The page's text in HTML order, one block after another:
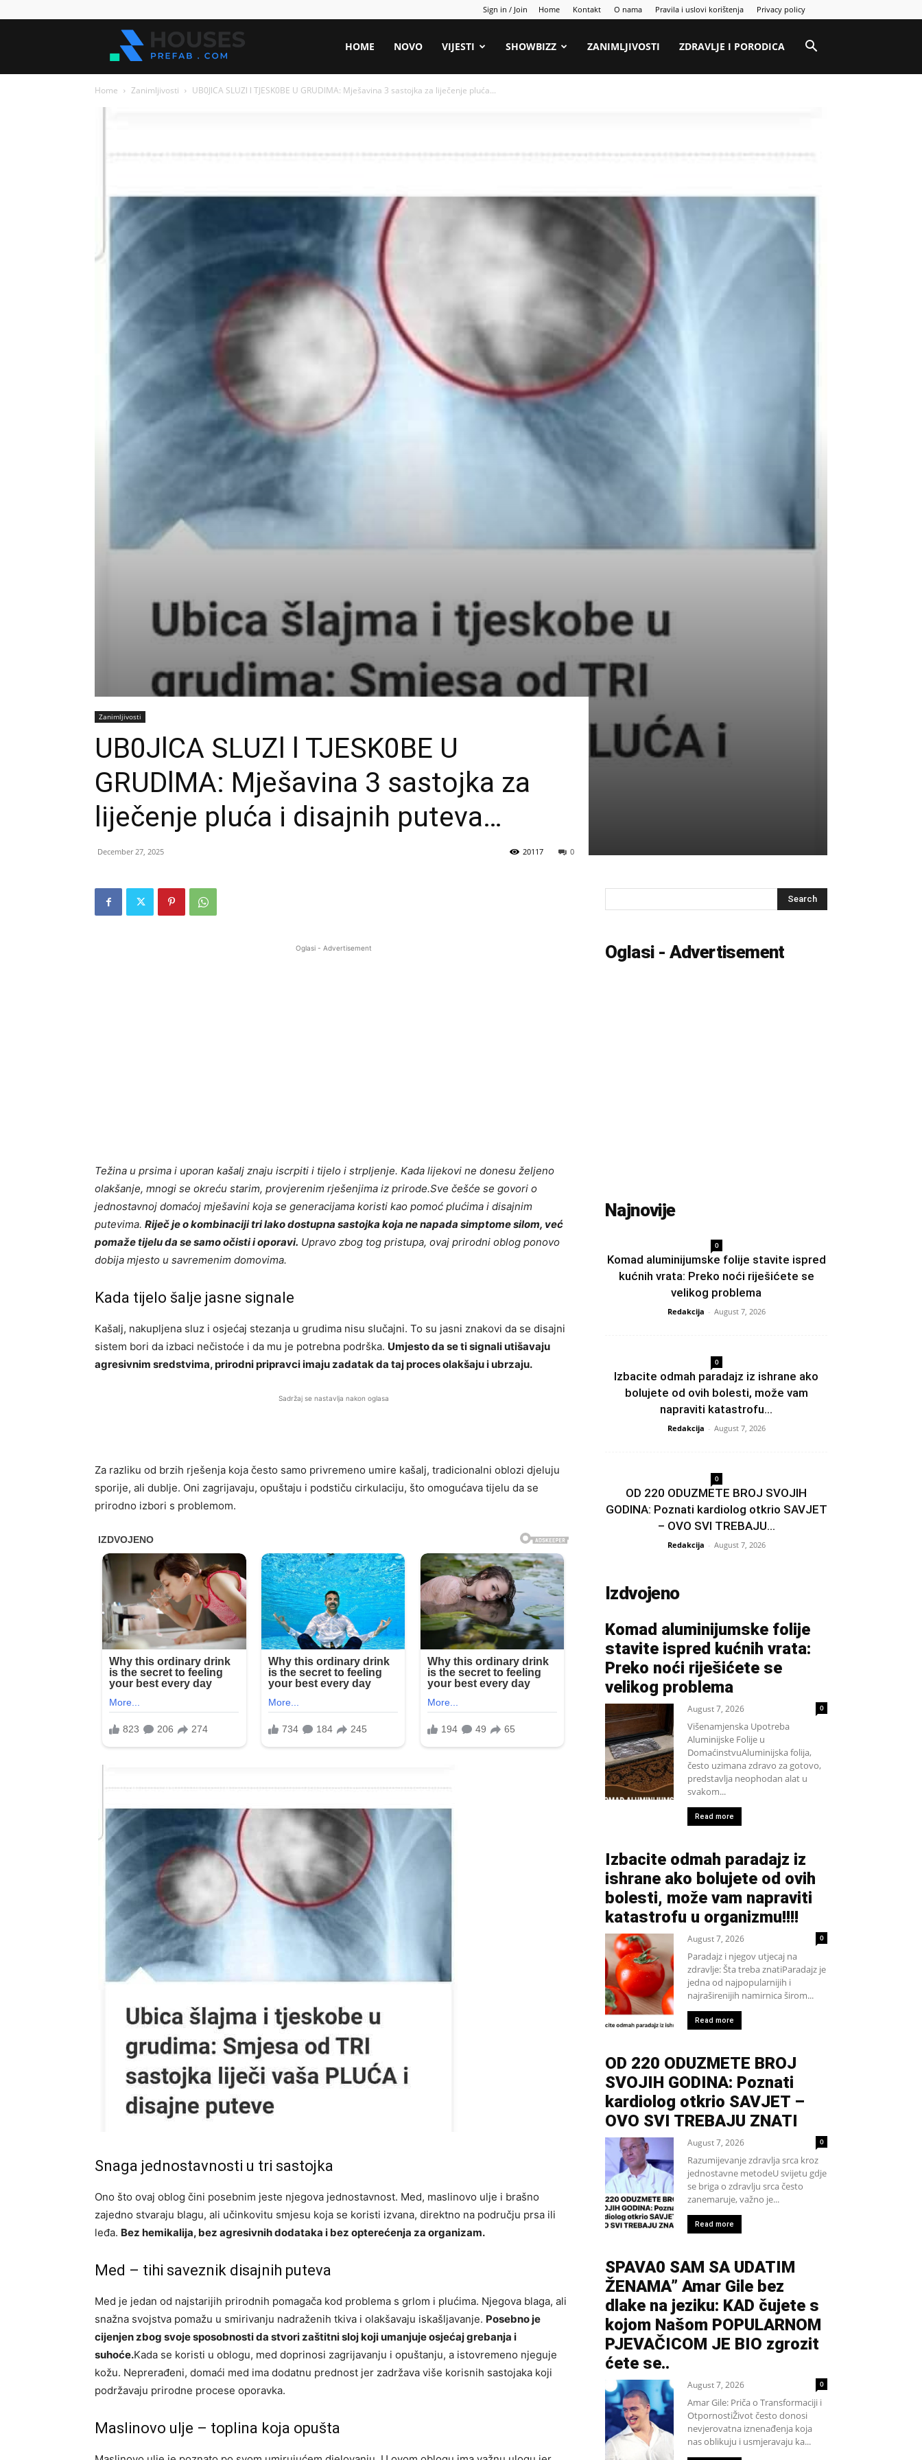
Sign in / Join Home Kontakt O nama Pravila i uslovi korištenja Privacy policy
sve
HOME NOVO VIJESTI SHOWBIZZ ZANIMLJIVOSTI ZDRAVLJE I PORODICA
Home Zanimljivosti UB0JlCA SLUZl l TJESK0BE U GRUDlMA: Mješavina 3 sastojka za liječenje pluća...
Zanimljivosti
UB0JlCA SLUZl l TJESK0BE U
GRUDlMA: Mješavina 3 sastojka za
liječenje pluća i disajnih puteva…
December 27, 2025 0
20117
Oglasi - Advertisement
Težina u prsima i uporan kašalj znaju iscrpiti i tijelo i strpljenje. Kada lijekovi ne donesu željeno
olakšanje, mnogi se okreću starim, provjerenim rješenjima iz prirode.Sve češće se govori o
jednostavnoj domaćoj mješavini koja se generacijama koristi kao pomoć plućima i disajnim
putevima. Riječ je o kombinaciji tri lako dostupna sastojka koja ne napada simptome silom, već
pomaže tijelu da se samo očisti i oporavi. Upravo zbog tog pristupa, ovaj prirodni oblog ponovo
dobija mjesto u savremenim domovima.
Kada tijelo šalje jasne signale
Kašalj, nakupljena sluz i osjećaj stezanja u grudima nisu slučajni. To su jasni znakovi da se disajni
sistem bori da izbaci nečistoće i da mu je potrebna podrška. Umjesto da se ti signali utišavaju
agresivnim sredstvima, prirodni pripravci imaju zadatak da taj proces olakšaju i ubrzaju.
Sadržaj se nastavlja nakon oglasa
Za razliku od brzih rješenja koja često samo privremeno umire kašalj, tradicionalni oblozi djeluju
sporije, ali dublje. Oni zagrijavaju, opuštaju i podstiču cirkulaciju, što omogućava tijelu da se
prirodno izbori s problemom.
Snaga jednostavnosti u tri sastojka
Ono što ovaj oblog čini posebnim jeste njegova jednostavnost. Med, maslinovo ulje i brašno
zajedno stvaraju blagu, ali učinkovitu smjesu koja se koristi izvana, direktno na području prsa ili
leđa. Bez hemikalija, bez agresivnih dodataka i bez opterećenja za organizam.
Med – tihi saveznik disajnih puteva
Med je jedan od najstarijih prirodnih pomagača kod problema s grlom i plućima. Njegova blaga, ali
snažna svojstva pomažu u smirivanju nadraženih tkiva i olakšavaju iskašljavanje. Posebno je
cijenjen zbog svoje sposobnosti da stvori zaštitni sloj koji umanjuje osjećaj grebanja i
suhoće.Kada se koristi u oblogu, med doprinosi zagrijavanju i opuštanju, a istovremeno njeguje
kožu. Neprerađeni, domaći med ima dodatnu prednost jer zadržava više korisnih sastojaka koji
podržavaju prirodne procese oporavka.
Maslinovo ulje – toplina koja opušta
Oglasi - Advertisement
Najnovije
0
Komad aluminijumske folije stavite ispred
kućnih vrata: Preko noći riješićete se
velikog problema
Redakcija - August 7, 2026
0
Izbacite odmah paradajz iz ishrane ako
bolujete od ovih bolesti, može vam
napraviti katastrofu...
Redakcija - August 7, 2026
0
OD 220 ODUZMETE BROJ SVOJIH
GODINA: Poznati kardiolog otkrio SAVJET
– OVO SVI TREBAJU...
Redakcija - August 7, 2026
Izdvojeno
Komad aluminijumske folije
stavite ispred kućnih vrata:
Preko noći riješićete se
velikog problema
August 7, 2026 0
Višenamjenska Upotreba
Aluminijske Folije u
DomaćinstvuAluminijska folija,
često uzimana zdravo za gotovo,
predstavlja neophodan alat u
svakom...
Read more
Izbacite odmah paradajz iz
ishrane ako bolujete od ovih
bolesti, može vam napraviti
katastrofu u organizmu!!!!
August 7, 2026 0
Paradajz i njegov utjecaj na
zdravlje: Šta treba znatiParadajz je
jedna od najpopularnijih i
najraširenijih namirnica širom...
Read more
OD 220 ODUZMETE BROJ
SVOJIH GODINA: Poznati
kardiolog otkrio SAVJET –
OVO SVI TREBAJU ZNATI
August 7, 2026 0
Razumijevanje zdravlja srca kroz
jednostavne metodeU svijetu gdje
se briga o zdravlju srca često
zanemaruje, važno je...
Read more
SPAVA0 SAM SA UDATIM
ŽENAMA” Amar Gile bez
dlake na jeziku: KAD čujete s
kojom Našom POPULARNOM
PJEVAČICOM JE BIO zgrozit
ćete se..
August 7, 2026 0
Amar Gile: Priča o Transformaciji i
OtpornostiŽivot često donosi
nevjerovatna iznenađenja koja
nas oblikuju i usmjeravaju ka...